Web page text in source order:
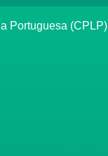
Portuguesa (CPLP)